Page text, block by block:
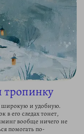
тропинку
и удобную.
в его следах тонет,
вообще ничего не
помогать по-